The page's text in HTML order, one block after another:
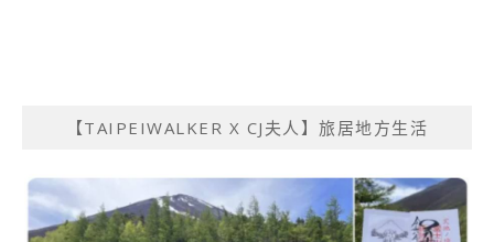
【TAIPEIWALKER X CJ夫人】旅居地方生活